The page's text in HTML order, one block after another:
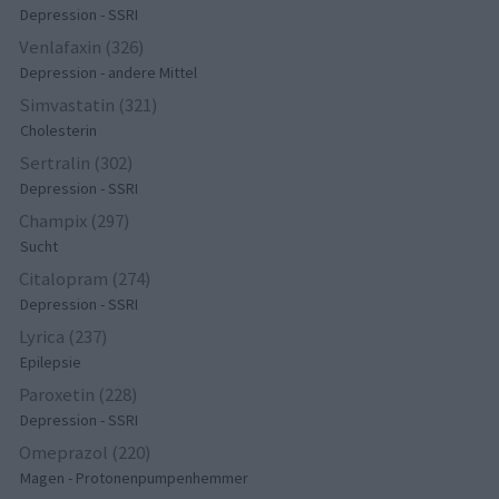
Depression - SSRI
Venlafaxin (326)
Depression - andere Mittel
Simvastatin (321)
Cholesterin
Sertralin (302)
Depression - SSRI
Champix (297)
Sucht
Citalopram (274)
Depression - SSRI
Lyrica (237)
Epilepsie
Paroxetin (228)
Depression - SSRI
Omeprazol (220)
Magen - Protonenpumpenhemmer